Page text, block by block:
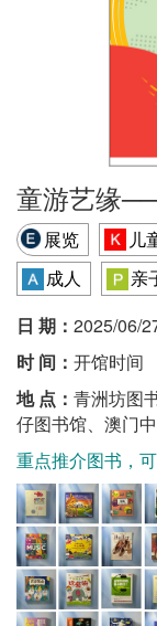
童游艺缘
展览 儿
成人
亲
日 期： 2025/06/
时 间： 开馆时间
地 点： 青洲坊图
仔图书馆、澳门
重点推介图书，